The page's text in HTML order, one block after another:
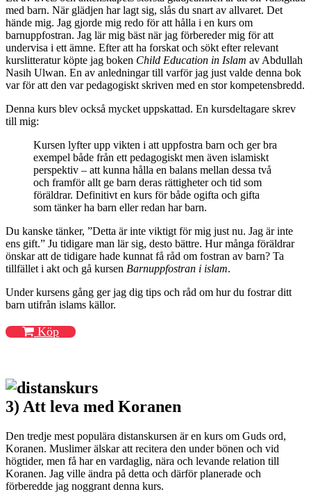
med barn. När glädjen har lagt sig, slås du snart av allvaret. Det
hände mig. Jag gjorde mig redo för att hålla i en kurs om
barnuppfostran. Jag lär mig bäst när jag förbereder mig för att
undervisa i ett ämne. Efter att ha forskat och sökt efter relevant
kurslitteratur köpte jag boken Child Education in Islam av Abdullah
Nasih Ulwan. En av anledningar till varför jag just valde denna bok
var för att den var pedagogiskt skriven med en stor kompetensbredd.
Denna kurs blev också mycket uppskattad. En kursdeltagare skrev
till mig:
Kursen lyfter upp vikten i att uppfostra barn och ger bra
exempel både från ett pedagogiskt men även islamiskt
perspektiv – att kunna hålla en balans mellan dessa två
och framför allt ge barn deras rättigheter och tid som
föräldrar. Definitivt en kurs för både ogifta och gifta
som tänker ha barn eller redan har barn.
Du kanske tänker, ”Detta är inte viktigt för mig just nu. Jag är inte
ens gift.” Ju tidigare man lär sig, desto bättre. Hur många föräldrar
önskar att de tidigare hade kunnat få råd om fostran av barn? Ta
tillfället i akt och gå kursen Barnuppfostran i islam.
Under kursens gång ger jag dig tips och råd om hur du fostrar ditt
barn utifrån islams källor.
Köp
3) Att leva med Koranen
Den tredje mest populära distanskursen är en kurs om Guds ord,
Koranen. Muslimer älskar att recitera den under bönen och vid
högtider, men få har en vardaglig, nära och levande relation till
Koranen. Jag ville ändra på detta och därför planerade och
förberedde jag noggrant denna kurs.